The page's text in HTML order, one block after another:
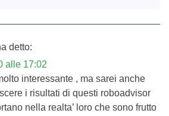
detto:
alle 17:02
interessante , ma sarei anche
i risultati di questi roboadvisor
nella realta’ loro che sono frutto